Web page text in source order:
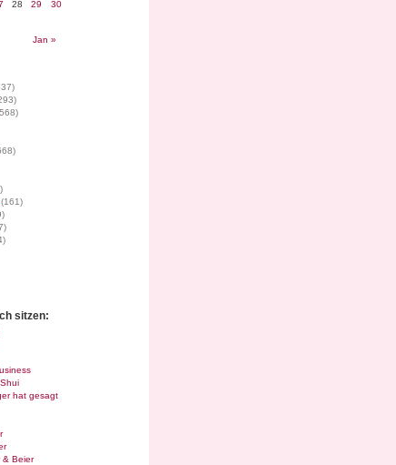
Jan »
28 29
30
(161)
sitzen:
hat gesagt
& Beier